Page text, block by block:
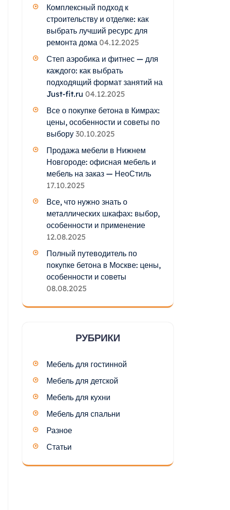
Комплексный подход к
строительству и отделке: как
выбрать лучший ресурс для
ремонта дома 04.12.2025
Степ аэробика и фитнес — для
каждого: как выбрать
подходящий формат занятий на
Just-fit.ru 04.12.2025
Все о покупке бетона в Кимрах:
цены, особенности и советы по
выбору 30.10.2025
Продажа мебели в Нижнем
Новгороде: офисная мебель и
мебель на заказ — НеоСтиль
17.10.2025
Все, что нужно знать о
металлических шкафах: выбор,
особенности и применение
12.08.2025
Полный путеводитель по
покупке бетона в Москве: цены,
особенности и советы
08.08.2025
РУБРИКИ
Мебель для гостинной
Мебель для детской
Мебель для кухни
Мебель для спальни
Разное
Статьи